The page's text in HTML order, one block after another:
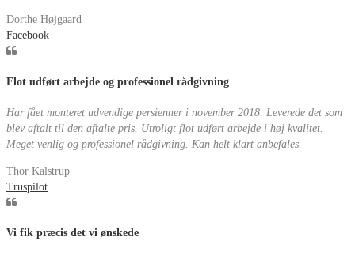
Dorthe Højgaard
Facebook
Flot udført arbejde og professionel rådgivning
Har fået monteret udvendige persienner i november 2018. Leverede det som
blev aftalt til den aftalte pris. Utroligt flot udført arbejde i høj kvalitet.
Meget venlig og professionel rådgivning. Kan helt klart anbefales.
Thor Kalstrup
Truspilot
Vi fik præcis det vi ønskede